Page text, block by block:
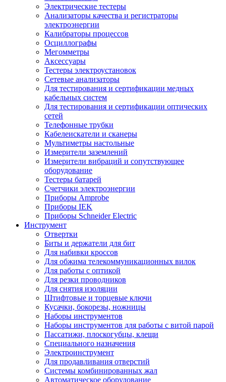
Электрические тестеры
Анализаторы качества и регистраторы
электроэнергии
Калибраторы процессов
Осциллографы
Мегомметры
Аксессуары
Тестеры электроустановок
Сетевые анализаторы
Для тестирования и сертификации медных
кабельных систем
Для тестирования и сертификации оптических
сетей
Телефонные трубки
Кабелеискатели и сканеры
Мультиметры настольные
Измерители заземлений
Измерители вибраций и сопутствующее
оборудование
Тестеры батарей
Счетчики электроэнергии
Приборы Amprobe
Приборы IEK
Приборы Schneider Electric
Инструмент
Отвертки
Биты и держатели для бит
Для набивки кроссов
Для обжима телекоммуникационных вилок
Для работы с оптикой
Для резки проводников
Для снятия изоляции
Штифтовые и торцевые ключи
Кусачки, бокорезы, ножницы
Наборы инструментов
Наборы инструментов для работы с витой парой
Пассатижи, плоскогубцы, клещи
Специального назначения
Электроинструмент
Для продавливания отверстий
Системы комбинированных жал
Автоматическое оборудование